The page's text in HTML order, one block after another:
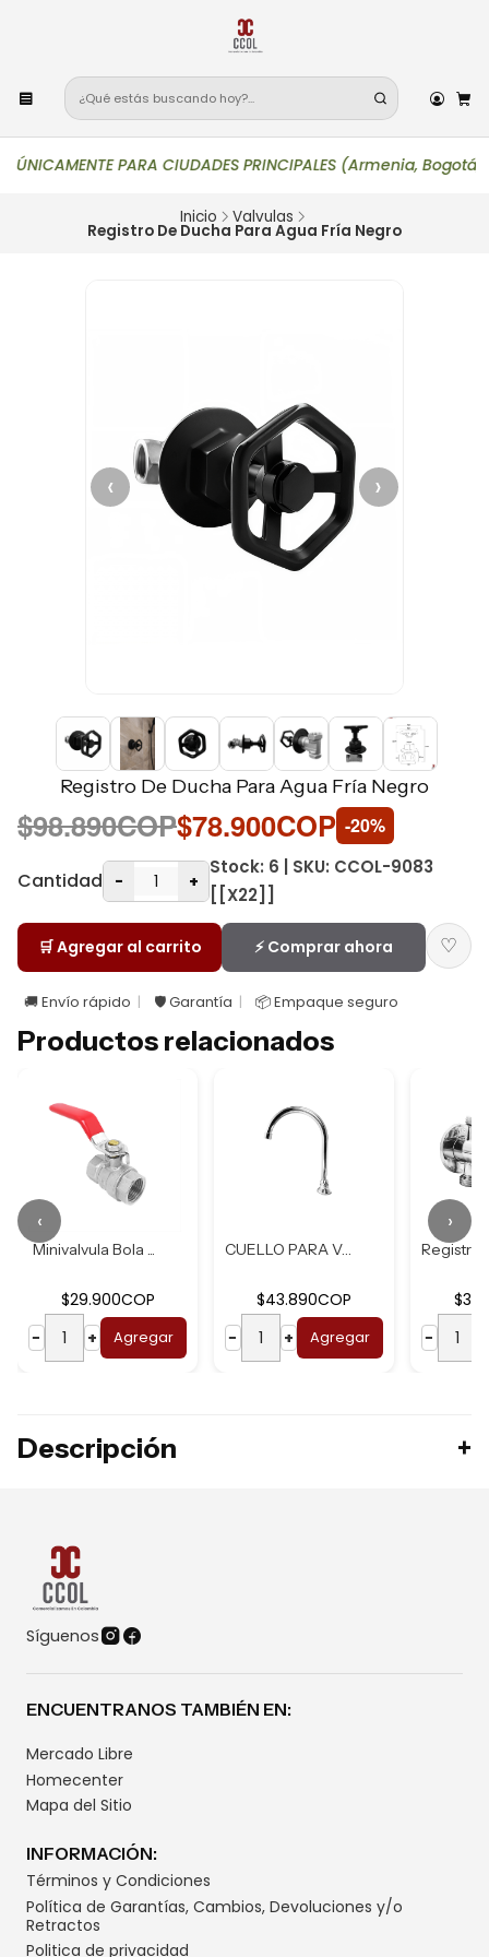
PARA CIUDADES PRINCIPALES (Armenia,
Inicio Valvulas
Registro De Ducha Para Agua Fría Negro
‹ ›
Registro De Ducha Para Agua Fría Negro
$98.890COP$78.900COP -20%
Cantidad - +
Stock: 6 | SKU: CCOL-9083
[[X22]]
🛒 Agregar al carrito ⚡ Comprar ahora ♡
🚚 Envío rápido 🛡️ Garantía 📦 Empaque seguro
Productos relacionados
Minivalvula Bola ...
$29.900COP
−
+ Agregar
CUELLO PARA VALVU...
$43.890COP
−
+ Agregar
−
‹ ›
Descripción
Síguenos
ENCUENTRANOS TAMBIÉN EN:
Mercado Libre
Homecenter
Mapa del Sitio
INFORMACIÓN:
Términos y Condiciones
Política de Garantías, Cambios, Devoluciones y/o
Retractos
Politica de privacidad